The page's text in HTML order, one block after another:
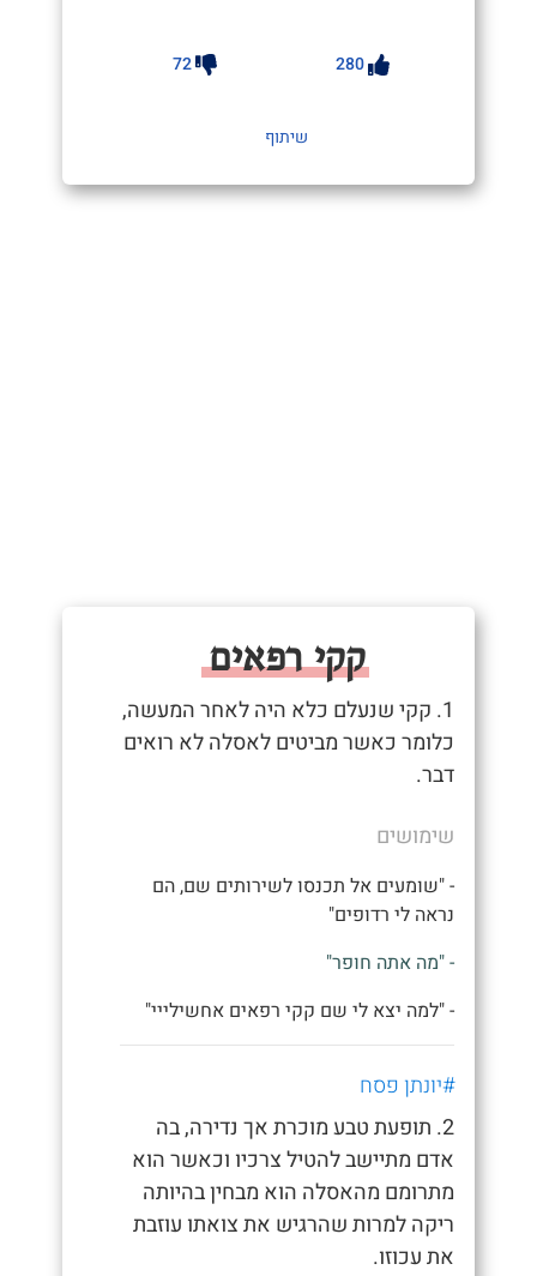
280
72
שיתוף
קקי רפאים
1. קקי שנעלם כלא היה לאחר המעשה,
כלומר כאשר מביטים לאסלה לא רואים
דבר.
שימושים
- "שומעים אל תכנסו לשירותים שם, הם
נראה לי רדופים"
- "מה אתה חופר"
- "למה יצא לי שם קקי רפאים אחשילייי"
#יונתן פסח
2. תופעת טבע מוכרת אך נדירה, בה
אדם מתיישב להטיל צרכיו וכאשר הוא
מתרומם מהאסלה הוא מבחין בהיותה
ריקה למרות שהרגיש את צואתו עוזבת
את עכוזו.